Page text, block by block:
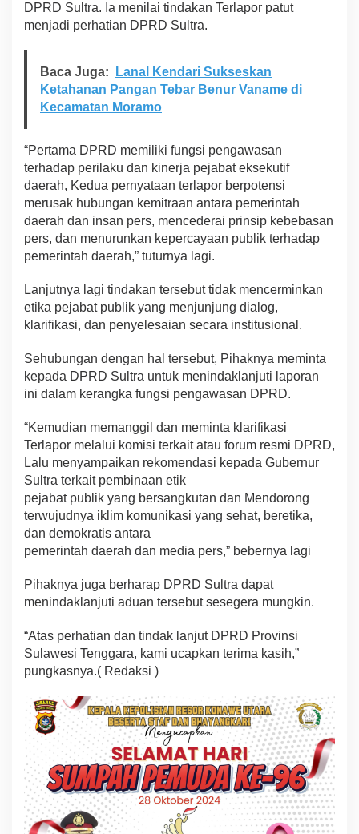
DPRD Sultra. Ia menilai tindakan Terlapor patut
menjadi perhatian DPRD Sultra.
Baca Juga:
Lanal Kendari Sukseskan
Ketahanan Pangan Tebar Benur Vaname di
Kecamatan Moramo
“Pertama DPRD memiliki fungsi pengawasan
terhadap perilaku dan kinerja pejabat eksekutif
daerah, Kedua pernyataan terlapor berpotensi
merusak hubungan kemitraan antara pemerintah
daerah dan insan pers, mencederai prinsip kebebasan
pers, dan menurunkan kepercayaan publik terhadap
pemerintah daerah,” tuturnya lagi.
Lanjutnya lagi tindakan tersebut tidak mencerminkan
etika pejabat publik yang menjunjung dialog,
klarifikasi, dan penyelesaian secara institusional.
Sehubungan dengan hal tersebut, Pihaknya meminta
kepada DPRD Sultra untuk menindaklanjuti laporan
ini dalam kerangka fungsi pengawasan DPRD.
“Kemudian memanggil dan meminta klarifikasi
Terlapor melalui komisi terkait atau forum resmi DPRD,
Lalu menyampaikan rekomendasi kepada Gubernur
Sultra terkait pembinaan etik
pejabat publik yang bersangkutan dan Mendorong
terwujudnya iklim komunikasi yang sehat, beretika,
dan demokratis antara
pemerintah daerah dan media pers,” bebernya lagi
Pihaknya juga berharap DPRD Sultra dapat
menindaklanjuti aduan tersebut sesegera mungkin.
“Atas perhatian dan tindak lanjut DPRD Provinsi
Sulawesi Tenggara, kami ucapkan terima kasih,”
pungkasnya.( Redaksi )